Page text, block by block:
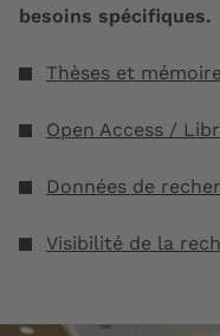
besoins spécifiques.
Thèses et
Open Access /
Données de
Visibilité de la